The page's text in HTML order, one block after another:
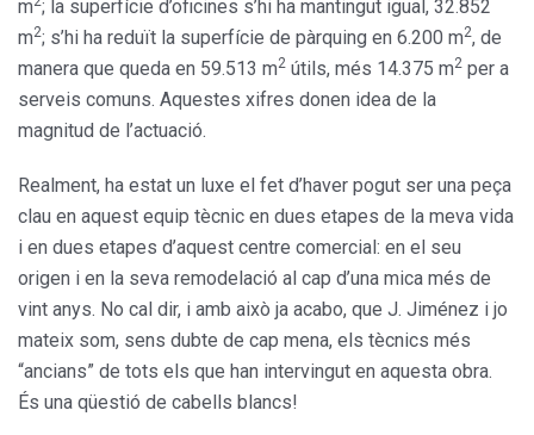
m ; la superfície d’oficines s’hi ha mantingut igual, 32.852
m2; s’hi ha reduït la superfície de pàrquing en 6.200 m2, de
manera que queda en 59.513 m2 útils, més 14.375 m2 per a
serveis comuns. Aquestes xifres donen idea de la
magnitud de l’actuació.
Realment, ha estat un luxe el fet d’haver pogut ser una peça
clau en aquest equip tècnic en dues etapes de la meva vida
i en dues etapes d’aquest centre comercial: en el seu
origen i en la seva remodelació al cap d’una mica més de
vint anys. No cal dir, i amb això ja acabo, que J. Jiménez i jo
mateix som, sens dubte de cap mena, els tècnics més
“ancians” de tots els que han intervingut en aquesta obra.
És una qüestió de cabells blancs!